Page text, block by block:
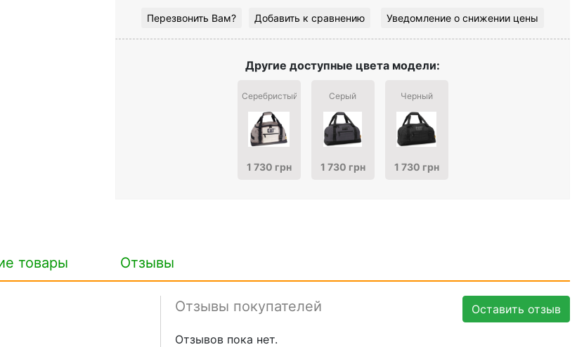
Перезвонить Вам? Добавить к сравнению Уведомление о снижении цены
Другие доступные цвета модели:
Серебристый
1 730 грн
Серый
1 730 грн
Черный
1 730 грн
товары Отзывы
Оставить отзыв
Отзывы покупателей
Отзывов пока нет.